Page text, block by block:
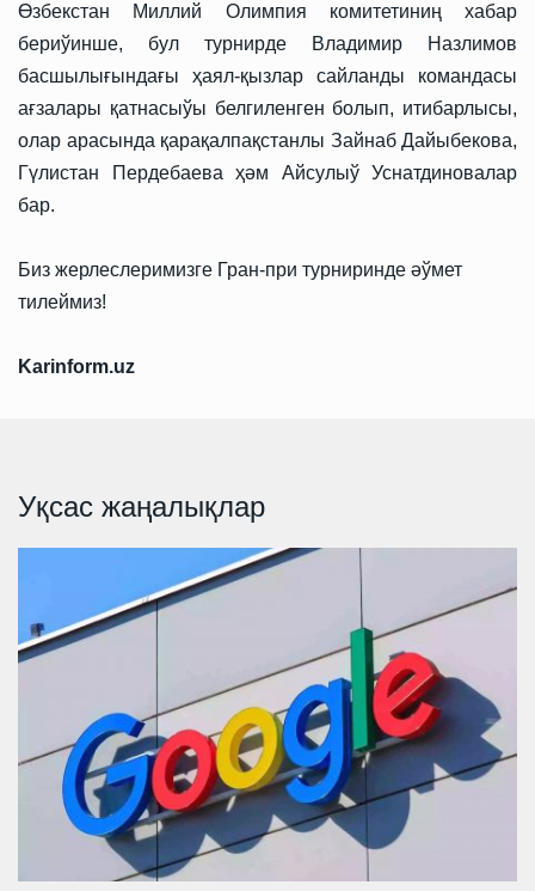
Өзбекстан Миллий Олимпия комитетиниң хабар
бериўинше, бул турнирде Владимир Назлимов
басшылығындағы ҳаял-қызлар сайланды командасы
ағзалары қатнасыўы белгиленген болып, итибарлысы,
олар арасында қарақалпақстанлы Зайнаб Дайыбекова,
Гүлистан Пердебаева ҳәм Айсулыў Уснатдиновалар
бар.
Биз жерлеслеримизге Гран-при турниринде әўмет
тилеймиз!
Karinform.uz
Уқсас жаңалықлар